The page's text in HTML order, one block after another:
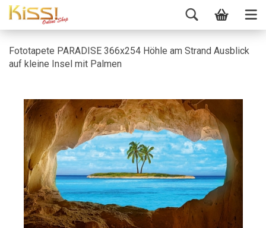
Fototapete PARADISE 366x254 Höhle am Strand Ausblick
auf kleine Insel mit Palmen